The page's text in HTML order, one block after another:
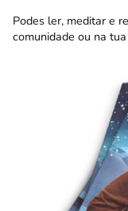
Podes ler, meditar e
comunidade ou na